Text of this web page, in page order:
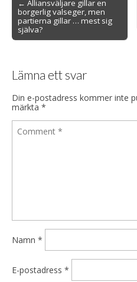
navigation
← Alliansväljare gillar en
borgerlig valseger, men
partierna gillar … mest sig
själva?
Lämna ett svar
Din e-postadress kommer inte
märkta *
Namn *
E-postadress *